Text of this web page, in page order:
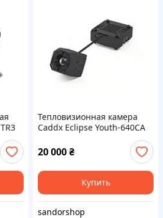
+
В
Тепловизионная камера
Caddx Eclipse Youth-640CA
(640×512, 50Hz, VOx, PAL)
20 000₴
Купить
sandorshop